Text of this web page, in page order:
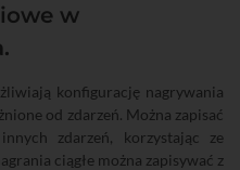
w
konfigurację nagrywania
od zdarzeń. Można zapisać
zdarzeń, korzystając ze
ciągłe można zapisywać z